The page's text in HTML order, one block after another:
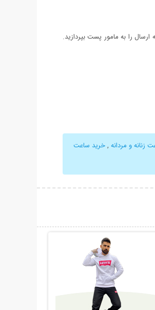
را به مامور پست بپردازید.
زنانه و مردانه ,خرید ساعت